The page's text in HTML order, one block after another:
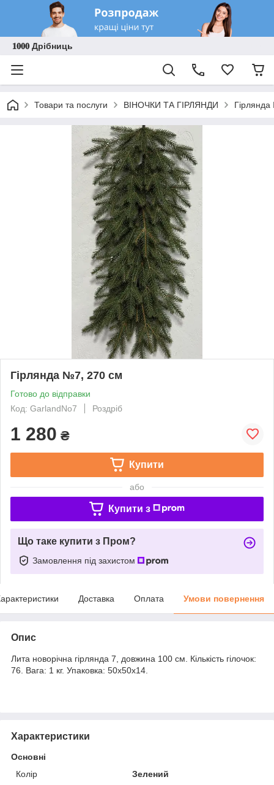
𝟏𝟎𝟎𝟎 Дрібниць
Товари та послуги ВІНОЧКИ ТА ГІРЛЯНДИ
Гірлянда №7, 270 см
Готово до відправки
Код: GarlandNo7
Роздріб
1 280 ₴
Купити
або
Купити з
Що таке купити з Пром?
Замовлення під захистом
Доставка Оплата Умови повернення
Опис
Лита новорічна гірлянда 7, довжина 100 см. Кількість гілочок:
76. Вага: 1 кг. Упаковка: 50x50x14.
Характеристики
Основні
Колір
Зелений